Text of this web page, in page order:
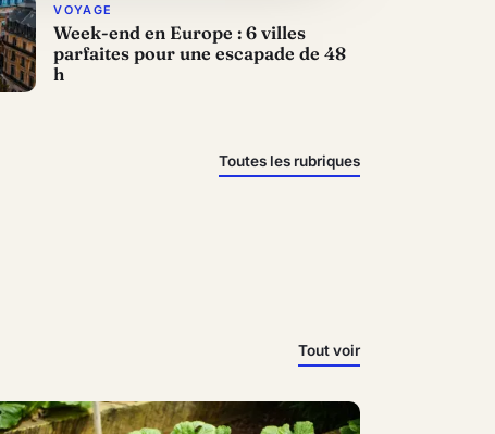
VOYAGE
Week-end en Europe : 6 villes
parfaites pour une escapade de 48
h
Toutes les rubriques
Tout voir